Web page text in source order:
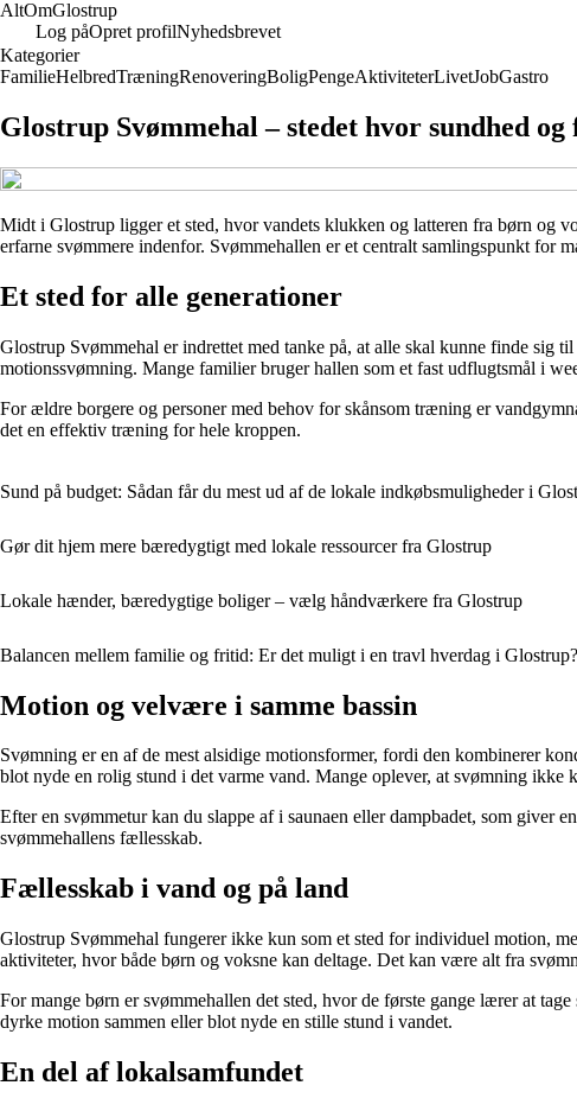
AltOmGlostrup
Log påOpret profilNyhedsbrevet
Kategorier
FamilieHelbredTræningRenoveringBoligPengeAktiviteterLivetJobGastro
Glostrup Svømmehal – stedet hvor sundhed og
Midt i Glostrup ligger et sted, hvor vandets klukken og latteren fra børn og
erfarne svømmere indenfor. Svømmehallen er et centralt samlingspunkt for
Et sted for alle generationer
Glostrup Svømmehal er indrettet med tanke på, at alle skal kunne finde sig
motionssvømning. Mange familier bruger hallen som et fast udflugtsmål i
For ældre borgere og personer med behov for skånsom træning er
det en effektiv træning for hele kroppen.
Sund på budget: Sådan får du mest ud af de lokale indkøbsmuligheder i
Gør dit hjem mere bæredygtigt med lokale ressourcer fra Glostrup
Lokale hænder, bæredygtige boliger – vælg håndværkere fra Glostrup
Balancen mellem familie og fritid: Er det muligt i en travl hverdag i Glostrup?
Motion og velvære i samme bassin
Svømning er en af de mest alsidige motionsformer, fordi den kombinerer
blot nyde en rolig stund i det varme vand. Mange oplever, at svømning
Efter en svømmetur kan du slappe af i saunaen eller dampbadet, som
svømmehallens fællesskab.
Fællesskab i vand og på land
Glostrup Svømmehal fungerer ikke kun som et sted for individuel motion,
aktiviteter, hvor både børn og voksne kan deltage. Det kan være alt fra
For mange børn er svømmehallen det sted, hvor de første gange lærer at
dyrke motion sammen eller blot nyde en stille stund i vandet.
En del af lokalsamfundet